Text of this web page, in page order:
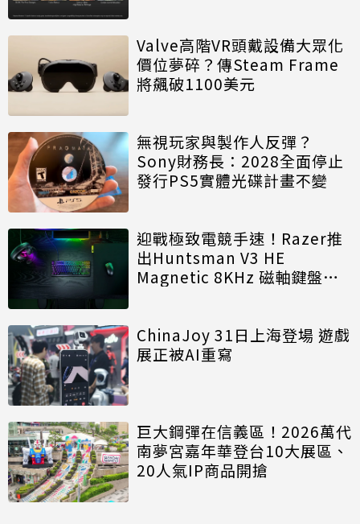
Valve高階VR頭戴設備大眾化
價位夢碎？傳Steam Frame
將飆破1100美元
無視玩家與製作人反彈？
Sony財務長：2028全面停止
發行PS5實體光碟計畫不變
迎戰極致電競手速！Razer推
出Huntsman V3 HE
Magnetic 8KHz 磁軸鍵盤效
ChinaJoy 31日上海登場 遊戲
展正被AI重寫
巨大鋼彈在信義區！2026萬代
南夢宮嘉年華登台10大展區、
20人氣IP商品開搶